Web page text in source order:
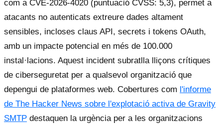
com a CVE-2026-4020 (puntuació CVSS: 5,3), permet a
atacants no autenticats extreure dades altament
sensibles, incloses claus API, secrets i tokens OAuth,
amb un impacte potencial en més de 100.000
instal·lacions. Aquest incident subratlla lliçons crítiques
de ciberseguretat per a qualsevol organització que
depengui de plataformes web. Cobertures com l'informe
de The Hacker News sobre l'explotació activa de Gravity
SMTP destaquen la urgència per a les organitzacions